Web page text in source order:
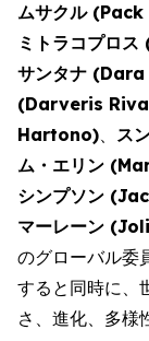
ムサクル (
ミトラコプロス
サンタナ (
(Darveris
Hartono)、 ス
ム・エリン (
シンプソン (
マーレーン (
のグローバル委
すると同時に、
さ、進化、多様